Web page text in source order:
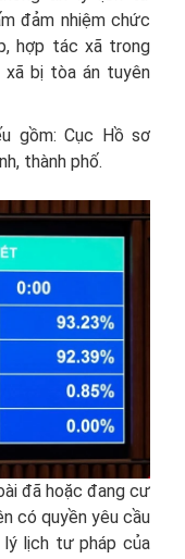
đảm nhiệm chức
hợp tác xã trong
xã bị tòa án tuyên
gồm: Cục Hồ sơ
thành phố.
đã hoặc đang cư
có quyền yêu cầu
lịch tư pháp của